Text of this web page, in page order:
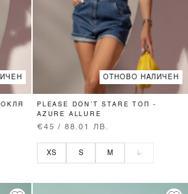
ОТНОВО НАЛИЧЕН
PLEASE DON’T STARE ТОП -
AZURE ALLURE
€45 / 88.01 ЛВ.
XS S M L